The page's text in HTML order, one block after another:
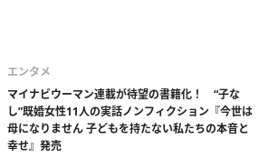
エンタメ
マイナビウーマン連載が待望の書籍化！ “子な
し”既婚女性11人の実話ノンフィクション『今世は
母になりません 子どもを持たない私たちの本音と
幸せ』発売